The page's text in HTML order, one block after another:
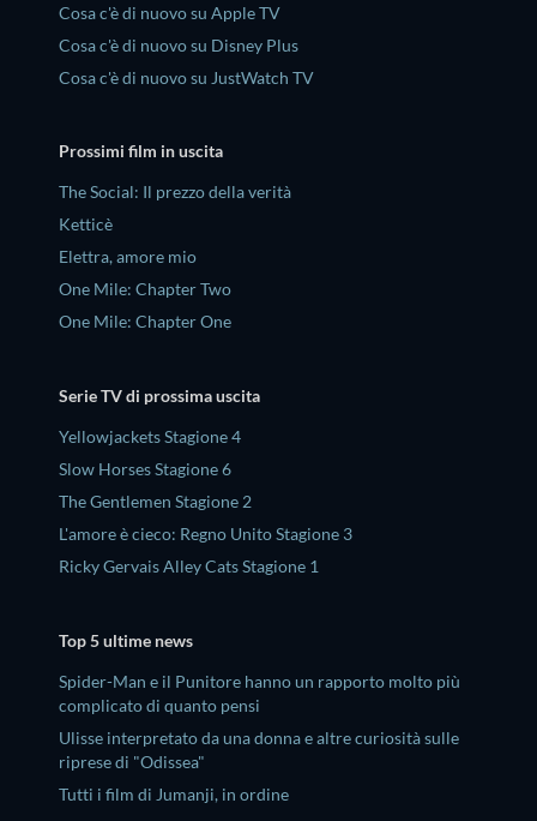
Cosa c'è di nuovo su Apple TV
Cosa c'è di nuovo su Disney Plus
Cosa c'è di nuovo su JustWatch TV
Prossimi film in uscita
The Social: Il prezzo della verità
Ketticè
Elettra, amore mio
One Mile: Chapter Two
One Mile: Chapter One
Serie TV di prossima uscita
Yellowjackets Stagione 4
Slow Horses Stagione 6
The Gentlemen Stagione 2
L'amore è cieco: Regno Unito Stagione 3
Ricky Gervais Alley Cats Stagione 1
Top 5 ultime news
Spider-Man e il Punitore hanno un rapporto molto più
complicato di quanto pensi
Ulisse interpretato da una donna e altre curiosità sulle
riprese di "Odissea"
Tutti i film di Jumanji, in ordine